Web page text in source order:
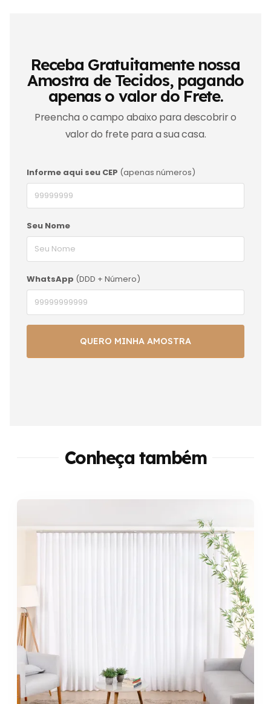
Receba Gratuitamente nossa
Amostra de Tecidos, pagando
apenas o valor do Frete.
Preencha o campo abaixo para descobrir o
valor do frete para a sua casa.
Informe aqui seu CEP (apenas números)
Seu Nome
WhatsApp (DDD + Número)
Conheça também